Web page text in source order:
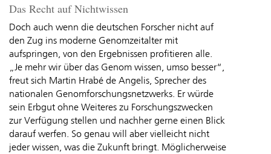
Das Recht auf Nichtwissen
Doch auch wenn die deutschen Forscher nicht auf
den Zug ins moderne Genomzeitalter mit
aufspringen, von den Ergebnissen profitieren alle.
„Je mehr wir über das Genom wissen, umso besser“,
freut sich Martin Hrabé de Angelis, Sprecher des
nationalen Genomforschungsnetzwerks. Er würde
sein Erbgut ohne Weiteres zu Forschungszwecken
zur Verfügung stellen und nachher gerne einen Blick
darauf werfen. So genau will aber vielleicht nicht
jeder wissen, was die Zukunft bringt. Möglicherweise